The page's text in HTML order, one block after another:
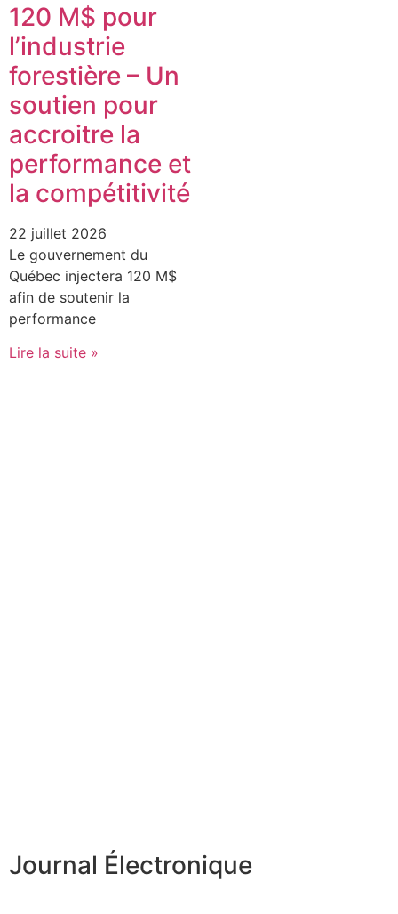
120 M$ pour
l’industrie
forestière – Un
soutien pour
accroitre la
performance et
la compétitivité
22 juillet 2026
Le gouvernement du
Québec injectera 120 M$
afin de soutenir la
performance
Lire la suite »
Journal Électronique